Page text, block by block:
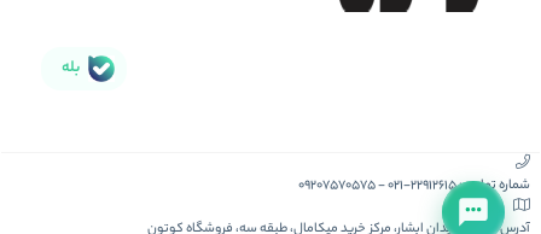
بله
شماره تماس :021-22912615
-
09207570575
آدرس :کیش، میدان ابشار، مرکز خرید میکامال، طبقه سه، فروشگاه کوتون